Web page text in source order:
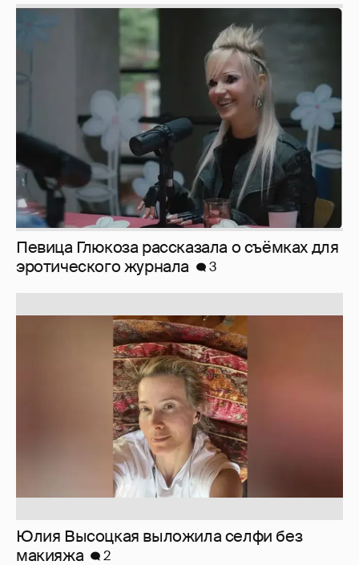
Певица Глюкоза рассказала о съёмках для
эротического журнала
3
Юлия Высоцкая выложила селфи без